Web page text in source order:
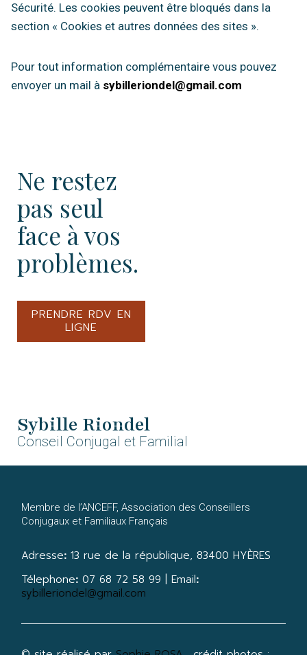
Sécurité. Les cookies peuvent être bloqués dans la
section « Cookies et autres données des sites ».
Pour tout information complémentaire vous pouvez
envoyer un mail à sybilleriondel@gmail.com
Ne restez
pas seul
face à vos
problèmes.
PRENDRE RDV EN
LIGNE
Sybille Riondel
Conseil Conjugal et Familial
Membre de l’ANCEFF, Association des Conseillers
Conjugaux et Familiaux Français
Adresse: 13 rue de la république, 83400 HYÈRES
Télephone: 07 68 72 58 99 |Email:
sybilleriondel@gmail.com